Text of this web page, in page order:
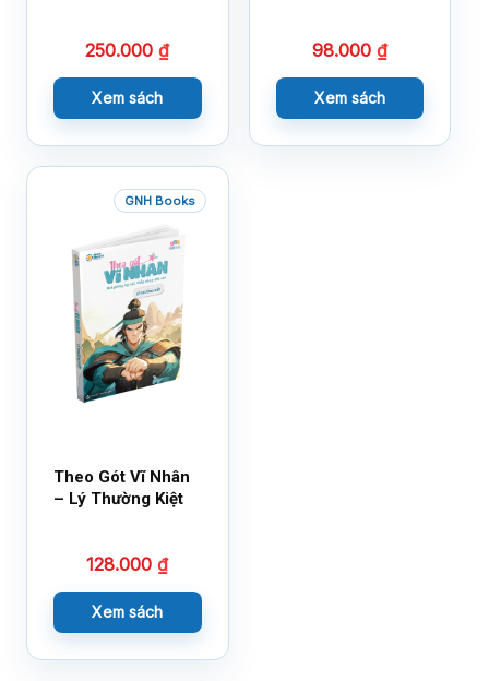
250.000₫
Xem sách
98.000 ₫
Xem sách
GNH Books
Theo Gót Vĩ Nhân
– Lý Thường Kiệt
128.000₫
Xem sách